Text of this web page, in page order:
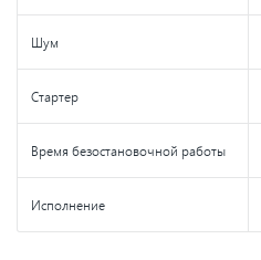
Шум
Стартер
Время безостановочной работы
Исполнение